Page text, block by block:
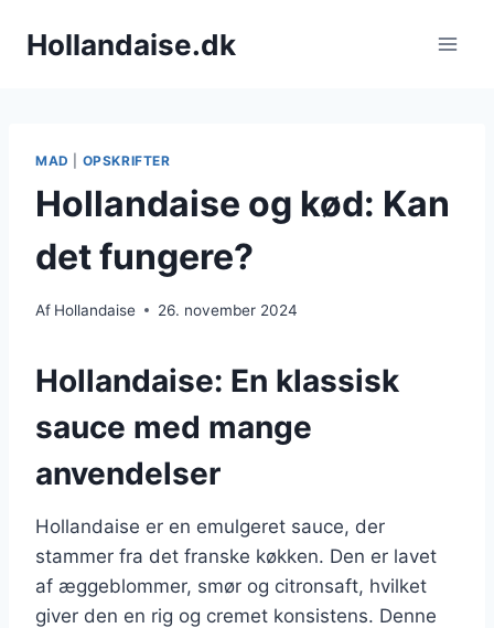
Hollandaise.dk
MAD OPSKRIFTER
Hollandaise og kød: Kan
det fungere?
Af Hollandaise 26. november 2024
Hollandaise: En klassisk
sauce med mange
anvendelser
Hollandaise er en emulgeret sauce, der
stammer fra det franske køkken. Den er lavet
af æggeblommer, smør og citronsaft, hvilket
giver den en rig og cremet konsistens. Denne